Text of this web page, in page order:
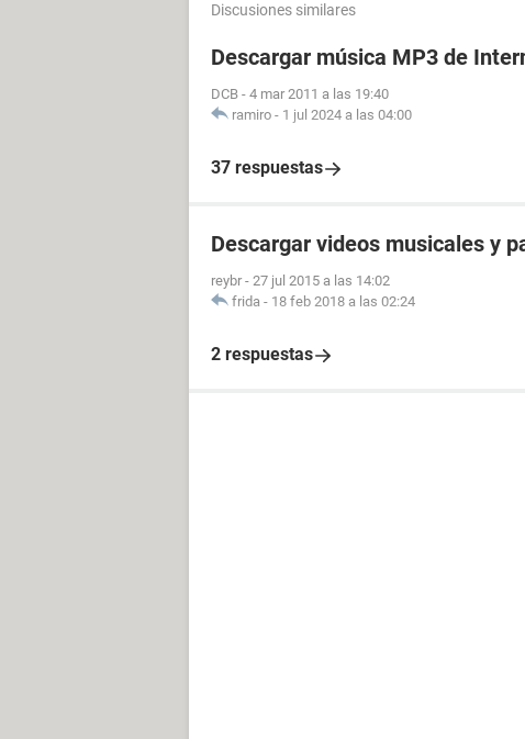
Discusiones similares
Descargar música MP3 de
DCB - 4 mar 2011 a las 19:40
ramiro - 1 jul 2024 a las 04:00
37 respuestas
Descargar videos musicales y
reybr - 27 jul 2015 a las 14:02
frida - 18 feb 2018 a las 02:24
2 respuestas